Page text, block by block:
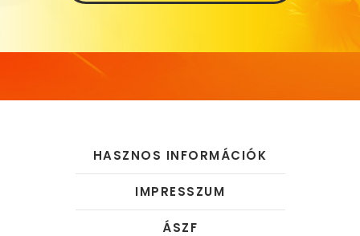
HASZNOS INFORMÁCIÓK
IMPRESSZUM
ÁSZF